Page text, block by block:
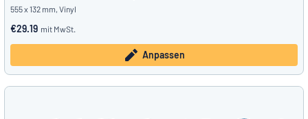
555 x 132 mm, Vinyl
€29.19 mit MwSt.
Anpassen